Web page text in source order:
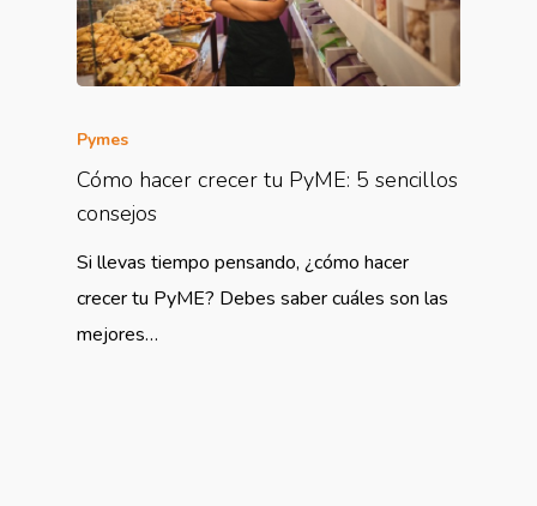
Pymes
Cómo hacer crecer tu PyME: 5 sencillos
consejos
Si llevas tiempo pensando, ¿cómo hacer
crecer tu PyME? Debes saber cuáles son las
mejores…